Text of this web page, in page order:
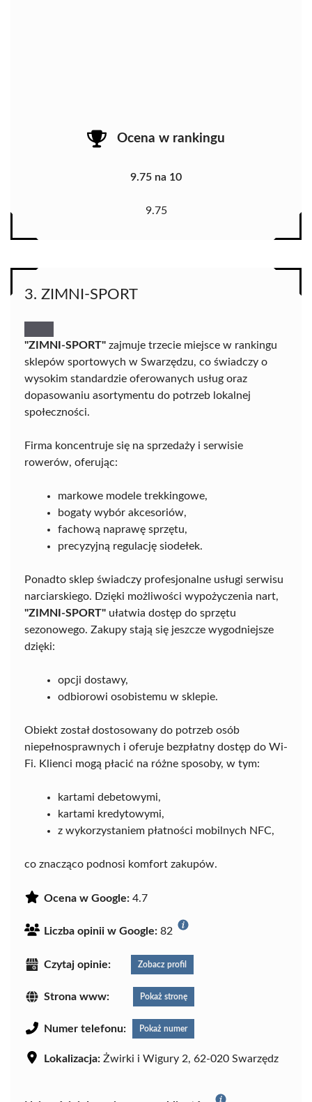
Ocena w rankingu
9.75 na 10
9.75
3. ZIMNI-SPORT
"ZIMNI-SPORT" zajmuje trzecie miejsce w rankingu
sklepów sportowych w Swarzędzu, co świadczy o
wysokim standardzie oferowanych usług oraz
dopasowaniu asortymentu do potrzeb lokalnej
społeczności.
Firma koncentruje się na sprzedaży i serwisie
rowerów, oferując:
markowe modele trekkingowe,
bogaty wybór akcesoriów,
fachową naprawę sprzętu,
precyzyjną regulację siodełek.
Ponadto sklep świadczy profesjonalne usługi serwisu
narciarskiego. Dzięki możliwości wypożyczenia nart,
"ZIMNI-SPORT" ułatwia dostęp do sprzętu
sezonowego. Zakupy stają się jeszcze wygodniejsze
dzięki:
opcji dostawy,
odbiorowi osobistemu w sklepie.
Obiekt został dostosowany do potrzeb osób
niepełnosprawnych i oferuje bezpłatny dostęp do Wi-
Fi. Klienci mogą płacić na różne sposoby, w tym:
kartami debetowymi,
kartami kredytowymi,
z wykorzystaniem płatności mobilnych NFC,
co znacząco podnosi komfort zakupów.
Ocena w Google: 4.7
Liczba opinii w Google: 82
Czytaj opinie: Zobacz profil
Strona www: Pokaż stronę
Numer telefonu: Pokaż numer
Lokalizacja: Żwirki i Wigury 2, 62-020 Swarzędz